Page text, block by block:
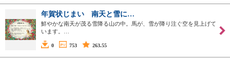
年賀状じまい 南天と雪に…
鮮やかな南天が茂る雪降る山の中。馬が、雪が降り注ぐ空を見上げて
います。…
0 753 263.55